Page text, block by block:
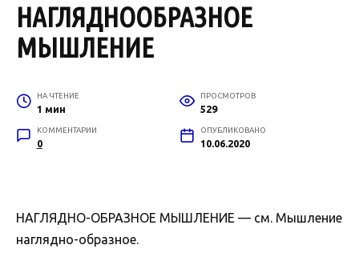
НАГЛЯДНООБРАЗНОЕ
МЫШЛЕНИЕ
НА ЧТЕНИЕ
1 мин
ПРОСМОТРОВ
529
КОММЕНТАРИИ
0
ОПУБЛИКОВАНО
10.06.2020
НАГЛЯДНО-ОБРАЗНОЕ МЫШЛЕНИЕ — см. Мышление
наглядно-образное.